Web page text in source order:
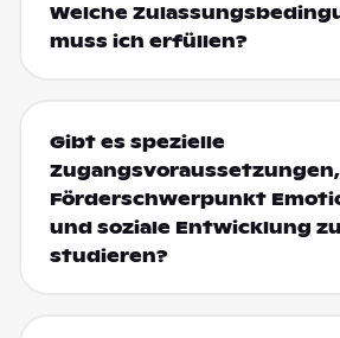
Welche
muss ich erfüllen?
Gibt es spezielle
Förderschwerpunkt
und soziale Entwicklung zu
studieren?